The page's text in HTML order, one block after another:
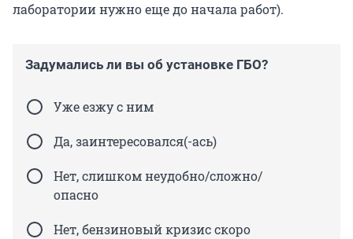
лаборатории нужно еще до начала работ).
Задумались ли вы об установке ГБО?
Уже езжу с ним
Да, заинтересовался(-ась)
Нет, слишком неудобно/сложно/
опасно
Нет, бензиновый кризис скоро